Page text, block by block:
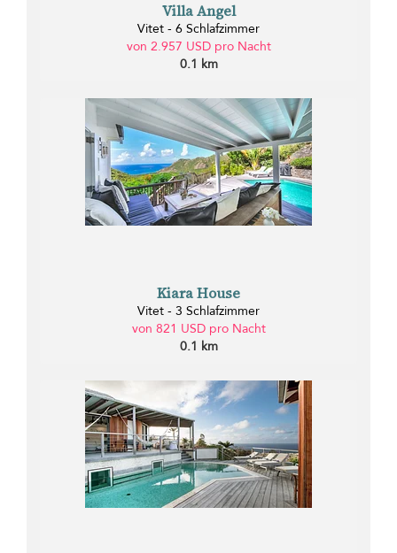
Villa Angel
Vitet - 6 Schlafzimmer
von 2.957 USD pro Nacht
0.1 km
Kiara House
Vitet - 3 Schlafzimmer
von 821 USD pro Nacht
0.1 km